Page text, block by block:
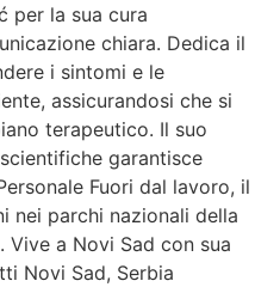
per la sua cura
chiara. Dedica il
i sintomi e le
assicurandosi che si
terapeutico. Il suo
garantisce
Fuori dal lavoro, il
nei parchi nazionali della
a Novi Sad con sua
Novi Sad, Serbia